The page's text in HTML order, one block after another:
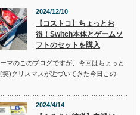
2024/12/10
【コストコ】ちょっとお
得！Switch本体とゲームソ
フトのセットを購入
マのこのブログですが、今回はちょっと
)クリスマスが近づいてきた今日この
2024/4/14